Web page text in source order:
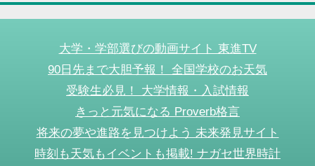
大学・学部選びの動画サイト 東進TV
90日先まで大胆予報！ 全国学校のお天気
受験生必見！ 大学情報・入試情報
きっと元気になる Proverb格言
将来の夢や進路を見つけよう 未来発見サイト
時刻も天気もイベントも掲載! ナガセ世界時計